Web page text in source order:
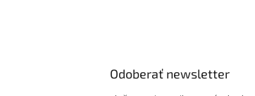
Odoberať newsletter